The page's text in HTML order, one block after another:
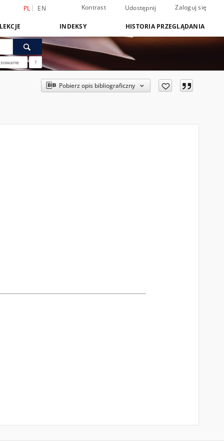
PL EN Kontrast Udostępnij Zaloguj się
INDEKSY HISTORIA PRZEGLĄDANIA
?
Pobierz opis bibliograficzny